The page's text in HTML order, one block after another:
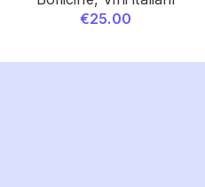
€25.00